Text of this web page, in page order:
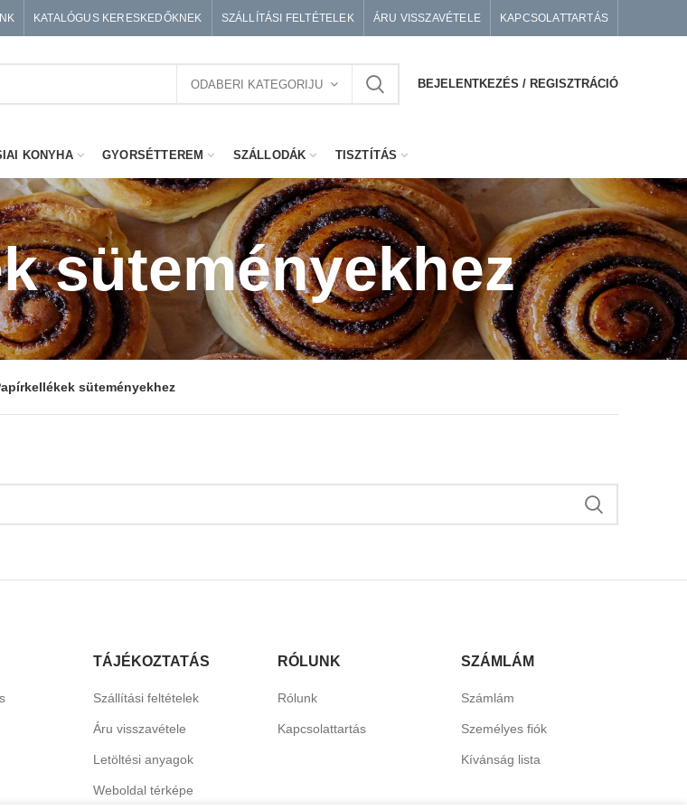
KATALÓGUS KERESKEDŐKNEK SZÁLLÍTÁSI FELTÉTELEK ÁRU VISSZAVÉTELE KAPCSOLATTARTÁS
ODABERI KATEGORIJU BEJELENTKEZÉS / REGISZTRÁCIÓ
KONYHA GYORSÉTTEREM SZÁLLODÁK TISZTÍTÁS
süteményekhez
süteményekhez
TÁJÉKOZTATÁS
Szállítási feltételek
Áru visszavétele
Letöltési anyagok
Weboldal térképe
RÓLUNK
Rólunk
Kapcsolattartás
SZÁMLÁM
Számlám
Személyes fiók
Kívánság lista